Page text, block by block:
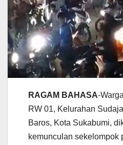
RAGAM BAHASA-
RW 01, Kelurahan
Baros, Kota Sukabumi,
kemunculan sekelompok